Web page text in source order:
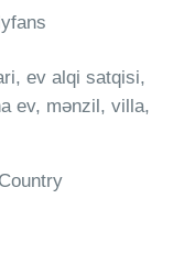
ev alqi satqisi,
ev, mənzil, villa,